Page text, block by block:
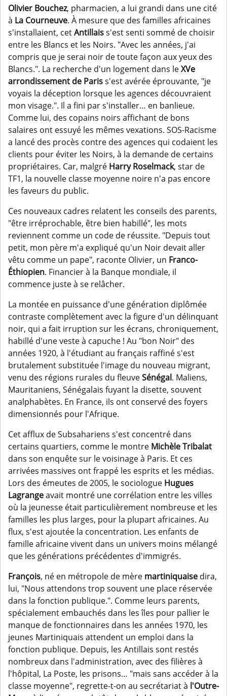
Olivier Bouchez, pharmacien, a lui grandi dans une cité
à La Courneuve. À mesure que des familles africaines
s'installaient, cetAntillaiss'est senti sommé de choisir
entre les Blancs et les Noirs. "Avec les années, j'ai
compris que je serai noir de toute façon aux yeux des
Blancs.". La recherche d'un logement dans leXVe
arrondissement de Pariss'est avérée éprouvante, "je
voyais la déception lorsque les agences découvraient
mon visage.". Il a fini par s'installer… en banlieue.
Comme lui, des copains noirs affichant de bons
salaires ont essuyé les mêmes vexations. SOS-Racisme
a lancé des procès contre des agences qui codaient les
clients pour éviter les Noirs, à la demande de certains
propriétaires. Car, malgré Harry Roselmack, star de
TF1, la nouvelle classe moyenne noire n'a pas encore
les faveurs du public.
Ces nouveaux cadres relatent les conseils des parents,
"être irréprochable, être bien habillé", les mots
reviennent comme un code de réussite. "Depuis tout
petit, mon père m'a expliqué qu'un Noir devait aller
vêtu comme un pape", raconte Olivier, un Franco-
Éthiopien. Financier à la Banque mondiale, il
commence juste à se relâcher.
La montée en puissance d'une génération diplômée
contraste complètement avec la figure d'un délinquant
noir, qui a fait irruption sur les écrans, chroniquement,
habillé d'une veste à capuche ! Au "bon Noir" des
années 1920, à l'étudiant au français raffiné s'est
brutalement substituée l'image du nouveau migrant,
venu des régions rurales du fleuveSénégal. Maliens,
Mauritaniens, Sénégalais fuyant la disette, souvent
analphabètes. En France, ils ont conservé des foyers
dimensionnés pour l'Afrique.
Cet afflux de Subsahariens s'est concentré dans
certains quartiers, comme le montre Michèle Tribalat
dans son enquête sur le voisinage à Paris. Et ces
arrivées massives ont frappé les esprits et les médias.
Lors des émeutes de 2005, le sociologue Hugues
Lagrangeavait montré une corrélation entre les villes
où la jeunesse était particulièrement nombreuse et les
familles les plus larges, pour la plupart africaines. Au
flux, s'est ajoutée la concentration. Les enfants de
famille africaine vivent dans un univers moins mélangé
que les générations précédentes d'immigrés.
François, né en métropole de mère martiniquaise dira,
lui, "Nous attendons trop souvent une place réservée
dans la fonction publique.". Comme leurs parents,
spécialement embauchés dans les îles pour pallier le
manque de fonctionnaires dans les années 1970, les
jeunes Martiniquais attendent un emploi dans la
fonction publique. Depuis, les Antillais sont restés
nombreux dans l'administration, avec des filières à
l'hôpital, La Poste, les prisons… "mais sans accéder à la
classe moyenne", regrette-t-on au secrétariat à l'Outre-